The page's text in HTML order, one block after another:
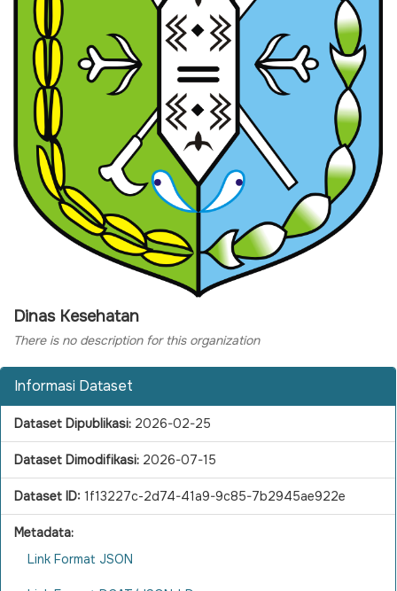
Dinas Kesehatan
There is no description for this organization
Informasi Dataset
Dataset Dipublikasi: 2026-02-25
Dataset Dimodifikasi: 2026-07-15
Dataset ID: 1f13227c-2d74-41a9-9c85-7b2945ae922e
Metadata:
Link Format JSON